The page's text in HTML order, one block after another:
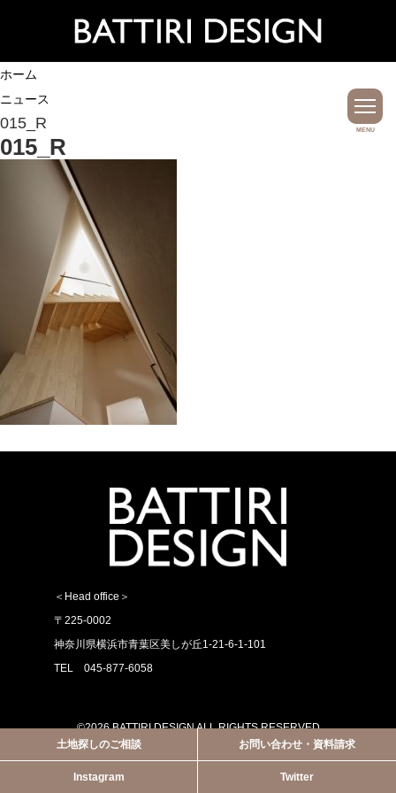
MENU
ホーム
ニュース
015_R
015_R
＜Head office＞
〒225-0002
神奈川県横浜市青葉区美しが丘1-21-6-1-101
TEL 045-877-6058
©2026 BATTIRI DESIGN ALL RIGHTS RESERVED
土地探しのご相談
お問い合わせ・資料請求
Instagram Twitter